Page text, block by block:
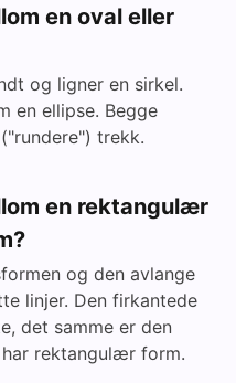
en oval eller
og ligner en sirkel.
en ellipse. Begge
trekk.
en rektangulær
og den avlange
linjer. Den firkantede
det samme er den
har rektangulær form.